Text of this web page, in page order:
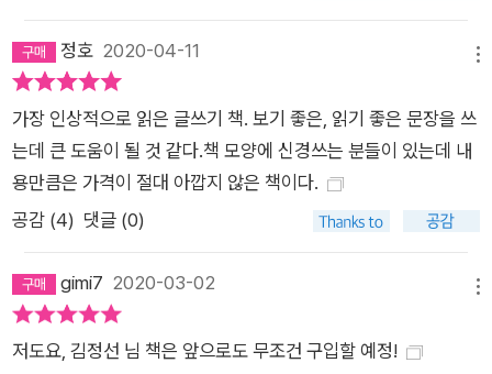
정호 2020-04-11
가장 인상적으로 읽은 글쓰기 책. 보기 좋은, 읽기 좋은 문장을 쓰
는데 큰 도움이 될 것 같다.책 모양에 신경쓰는 분들이 있는데 내
용만큼은 가격이 절대 아깝지 않은 책이다.
공감 (4) 댓글 (0)
gimi7 2020-03-02
저도요, 김정선 님 책은 앞으로도 무조건 구입할 예정!